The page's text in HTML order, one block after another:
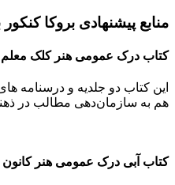
منابع پیشنهادی بروکا
کتاب درک عمومی هنر کلک معلم
این کتاب دو جلدیه و درسنامه
هم به سازمان‌دهی مطالب در
کتاب آبی درک عمومی هنر